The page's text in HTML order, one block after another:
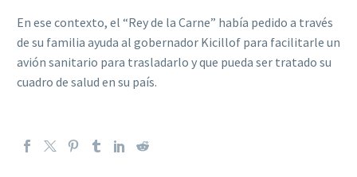
En ese contexto, el “Rey de la Carne” había pedido a través
de su familia ayuda al gobernador Kicillof para facilitarle un
avión sanitario para trasladarlo y que pueda ser tratado su
cuadro de salud en su país.